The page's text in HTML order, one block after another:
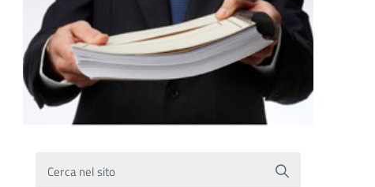
Cerca nel sito